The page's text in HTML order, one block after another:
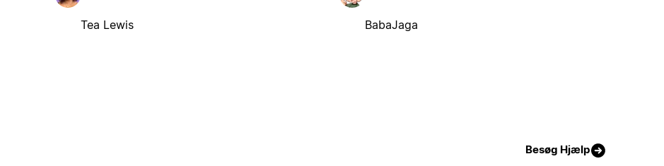
Tea Lewis BabaJaga
Besøg Hjælp